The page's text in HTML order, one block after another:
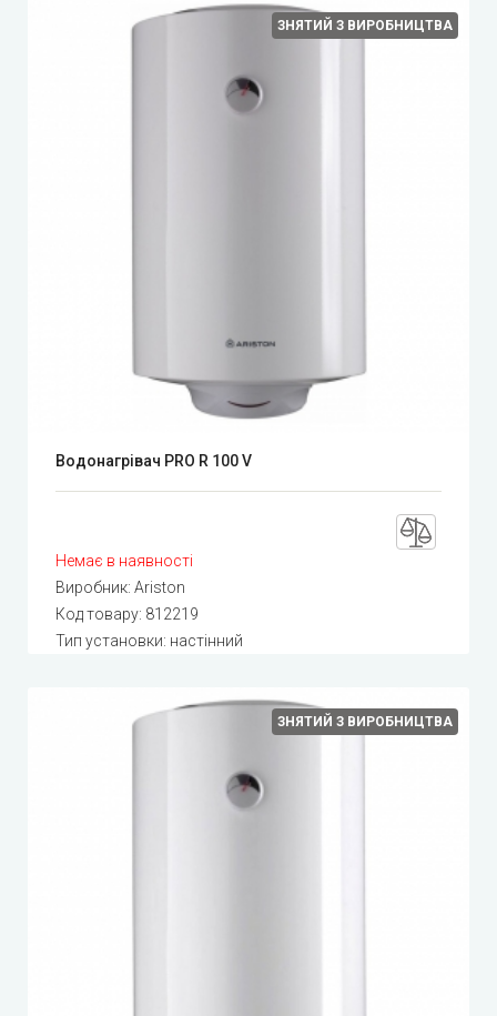
ЗНЯТИЙ З ВИРОБНИЦТВА
Водонагрівач PRO R 100 V
Немає в наявності
Виробник: Ariston
Код товару: 812219
Тип установки: настінний
ЗНЯТИЙ З ВИРОБНИЦТВА